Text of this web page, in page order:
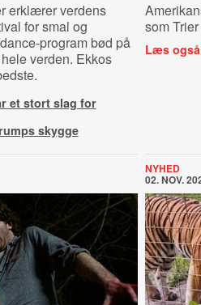
erklærer verdens
for smal og
program bød på
verden. Ekkos
et stort slag for
skygge
som
Læs
NYHED
02. NOV.